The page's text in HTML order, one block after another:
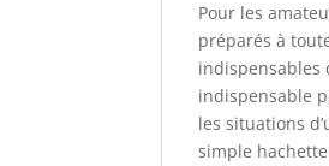
Pour les
préparés à
indispensables
indispensable
les situations
simple